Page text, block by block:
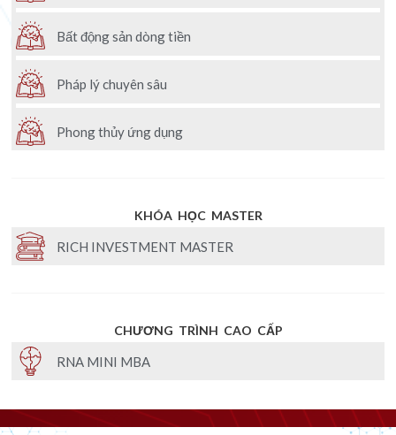
Bất động sản dòng tiền
Pháp lý chuyên sâu
Phong thủy ứng dụng
KHÓA HỌC MASTER
RICH INVESTMENT MASTER
CHƯƠNG TRÌNH CAO CẤP
RNA MINI MBA